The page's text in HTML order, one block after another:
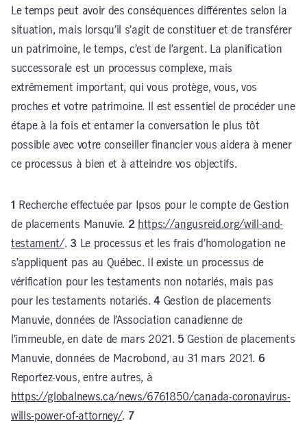
Le temps peut avoir des conséquences différentes selon la
situation, mais lorsqu’il s’agit de constituer et de transférer
un patrimoine, le temps, c’est de l’argent. La planification
successorale est un processus complexe, mais
extrêmement important, qui vous protège, vous, vos
proches et votre patrimoine. Il est essentiel de procéder une
étape à la fois et entamer la conversation le plus tôt
possible avec votre conseiller financier vous aidera à mener
ce processus à bien et à atteindre vos objectifs.
1
Recherche effectuée par Ipsos pour le compte de Gestion
de placements Manuvie. 2 https://angusreid.org/will-and-
testament/. 3 Le processus et les frais d’homologation ne
s’appliquent pas au Québec. Il existe un processus de
vérification pour les testaments non notariés, mais pas
pour les testaments notariés.4 Gestion de placements
Manuvie, données de l’Association canadienne de
l’immeuble, en date de mars 2021. 5 Gestion de placements
Manuvie, données de Macrobond, au 31 mars 2021. 6
Reportez-vous, entre autres, à
https://globalnews.ca/news/6761850/canada-coronavirus-
wills-power-of-attorney/. 7